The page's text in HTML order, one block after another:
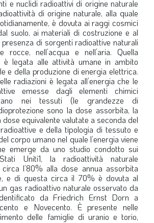
NUMERO
DI EVASIO
CAMBIA NUMERO expand_more
e nuclidi radioattivi di origine naturale
di origine naturale, alla quale
è dovuta ai raggi cosmici
suolo, ai materiali di costruzione e al
di sorgenti radioattive naturali
rocce, nell’acqua e nell’aria. Quella
è legata alle attività umane in ambito
e della produzione di energia elettrica.
radiazioni è legata all’energia che le
emesse dagli elementi chimici
nei tessuti (le grandezze di
sono la dose assorbita, la
equivalente valutate a seconda del
e della tipologia di tessuto e
corpo umano nel quale l’energia viene
emerge da uno studio condotto sui
Uniti1, la radioattività naturale
l’80% alla dose annua assorbita
e di questa circa il 70% è dovuta al
gas radioattivo naturale osservato da
da Friedrich Ernst Dorn a
e Novecento. È presente nelle
delle famiglie di uranio e torio,